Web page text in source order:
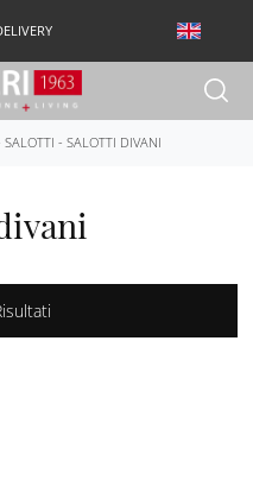
SALOTTI - SALOTTI DIVANI